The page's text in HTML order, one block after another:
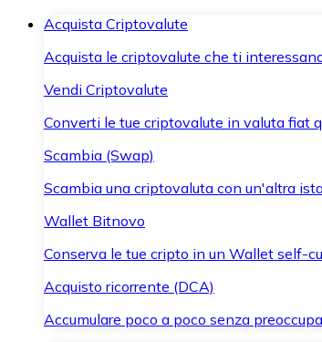
Acquista Criptovalute
Acquista le criptovalute che ti
Vendi Criptovalute
Converti le tue criptovalute in valuta fiat
Scambia (Swap)
Scambia una criptovaluta con un'altra
Wallet Bitnovo
Conserva le tue cripto in un Wallet self-
Acquisto ricorrente (DCA)
Accumulare poco a poco senza